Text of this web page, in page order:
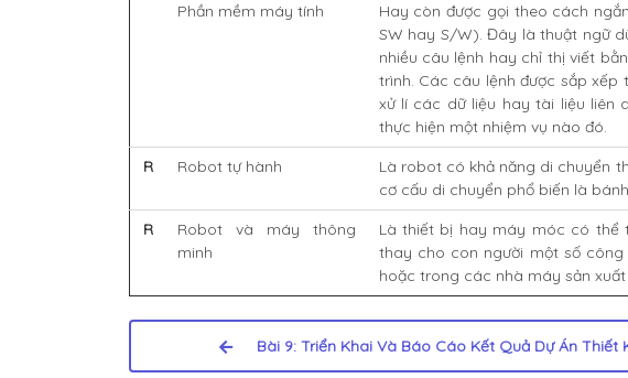
Phần mềm máy tính
Hay còn được gọi theo cách
SW hay S/W). Đây là thuật ngữ
nhiều câu lệnh hay chỉ thị viết
trình. Các câu lệnh được sắp
xử lí các dữ liệu hay tài liệu liên
thực hiện một nhiệm vụ nào đó.
R Robot tự hành
Là robot có khả năng di chuyển
cơ cấu di chuyển phổ biến là
R
Robot và máy thông
minh
Là thiết bị hay máy móc có thể
thay cho con người một số
hoặc trong các nhà máy sản
Bài 9: Triển Khai Và Báo Cáo Kết Quả Dự Án Thiết